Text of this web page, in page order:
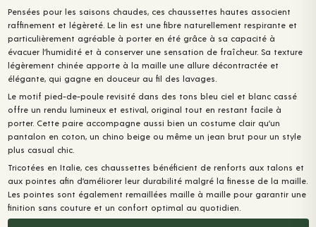
Pensées pour les saisons chaudes, ces chaussettes hautes associent
raffinement et légèreté. Le lin est une fibre naturellement respirante et
particulièrement agréable à porter en été grâce à sa capacité à
évacuer l’humidité et à conserver une sensation de fraîcheur. Sa texture
légèrement chinée apporte à la maille une allure décontractée et
élégante, qui gagne en douceur au fil des lavages.
Le motif pied-de-poule revisité dans des tons bleu ciel et blanc cassé
offre un rendu lumineux et estival, original tout en restant facile à
porter. Cette paire accompagne aussi bien un costume clair qu’un
pantalon en coton, un chino beige ou même un jean brut pour un style
plus casual chic.
Tricotées en Italie, ces chaussettes bénéficient de renforts aux talons et
aux pointes afin d’améliorer leur durabilité malgré la finesse de la maille.
Les pointes sont également remaillées maille à maille pour garantir une
finition sans couture et un confort optimal au quotidien.